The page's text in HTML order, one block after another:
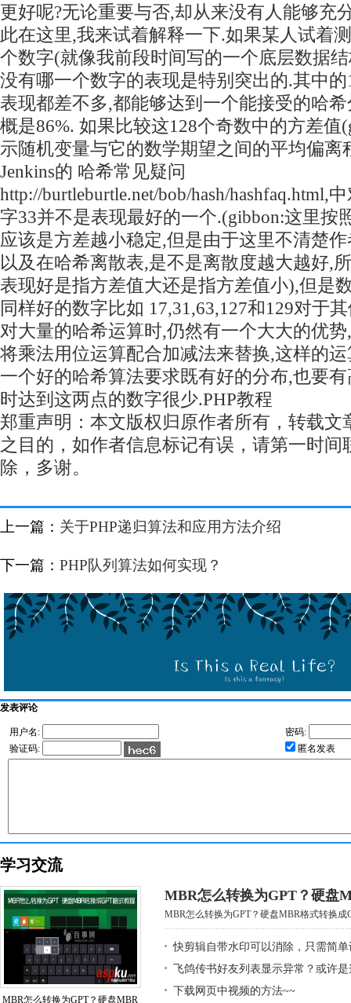
更好呢?无论重要与否,却从来没有人能够充
此在这里,我来试着解释一下.如果某人试着
个数字(就像我前段时间写的一个底层数据
没有哪一个数字的表现是特别突出的.其中
表现都差不多,都能够达到一个能接受的哈
概是86%. 如果比较这128个奇数中的方差值
示随机变量与它的数学期望之间的平均偏离
Jenkins的 哈希常见疑问
http://burtleburtle.net/bob/hash/hashfaq.html,
字33并不是表现最好的一个.(gibbon:这里按
应该是方差越小稳定,但是由于这里不清楚
以及在哈希离散表,是不是离散度越大越好,
表现好是指方差值大还是指方差值小),但是
同样好的数字比如 17,31,63,127和129对于
对大量的哈希运算时,仍然有一个大大的优
将乘法用位运算配合加减法来替换,这样的
一个好的哈希算法要求既有好的分布,也要
时达到这两点的数字很少.PHP教程
郑重声明：本文版权归原作者所有，转载文
之目的，如作者信息标记有误，请第一时间
除，多谢。
上一篇： 关于PHP递归算法和应用方法介绍
下一篇： PHP队列算法如何实现？
发表评论
用户名:
密码:
验证码:
匿名发表
学习交流
MBR怎么转换为GPT？硬盘MBR
MBR怎么转换为GPT？硬盘
MBR怎么转换为GPT？硬盘MBR格式转换成
快剪辑自带水印可以消除，只需简单
飞鸽传书好友列表显示异常？或许
下载网页中视频的方法~~